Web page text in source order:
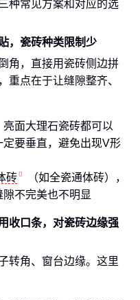
种常见方案和对应的选
，瓷砖种类限制少
角，直接用瓷砖侧边拼
重点在于让缝隙整齐、
面大理石瓷砖都可以
要垂直，避免出现V形
砖
（如全瓷通体砖），
不完美也不明显
收口条，对瓷砖边缘强
转角、窗台边缘。这里